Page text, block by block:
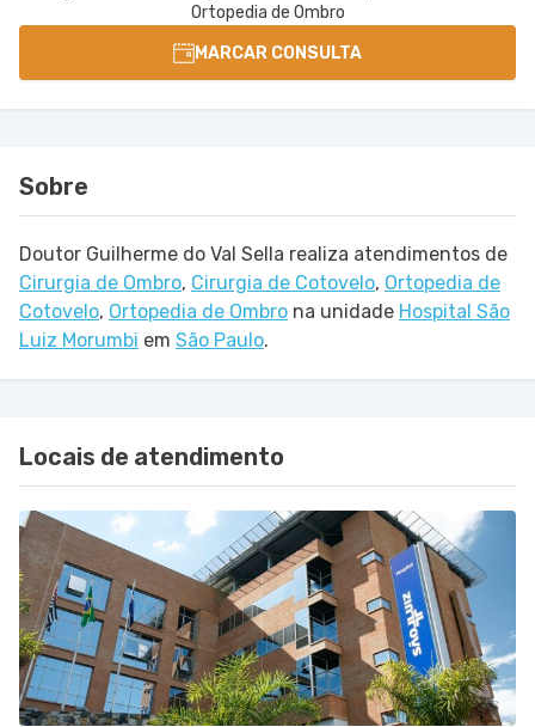
Ortopedia de Ombro
MARCAR CONSULTA
Sobre
Doutor Guilherme do Val Sella realiza atendimentos de
Cirurgia de Ombro, Cirurgia de Cotovelo, Ortopedia de
Cotovelo, Ortopedia de Ombro na unidade Hospital São
Luiz Morumbi em São Paulo.
Locais de atendimento